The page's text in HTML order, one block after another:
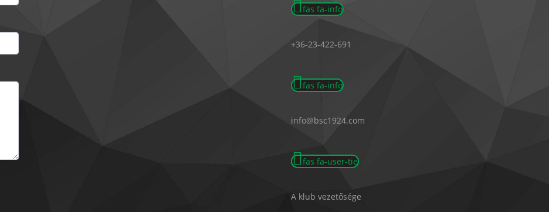
fas fa-info
+36-23-422-691
fas fa-info
info@bsc1924.com
fas fa-user-tie
A klub vezetősége